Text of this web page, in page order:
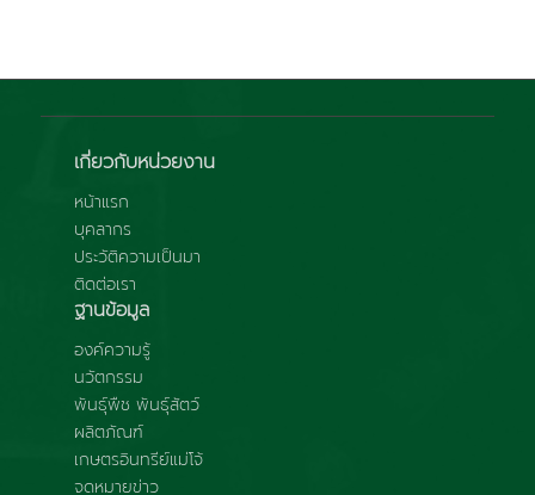
เกี่ยวกับหน่วยงาน
หน้าแรก
บุคลากร
ประวัติความเป็นมา
ติดต่อเรา
ฐานข้อมูล
องค์ความรู้
นวัตกรรม
พันธุ์พืช พันธุ์สัตว์
ผลิตภัณฑ์
เกษตรอินทรีย์แม่โจ้
จดหมายข่าว